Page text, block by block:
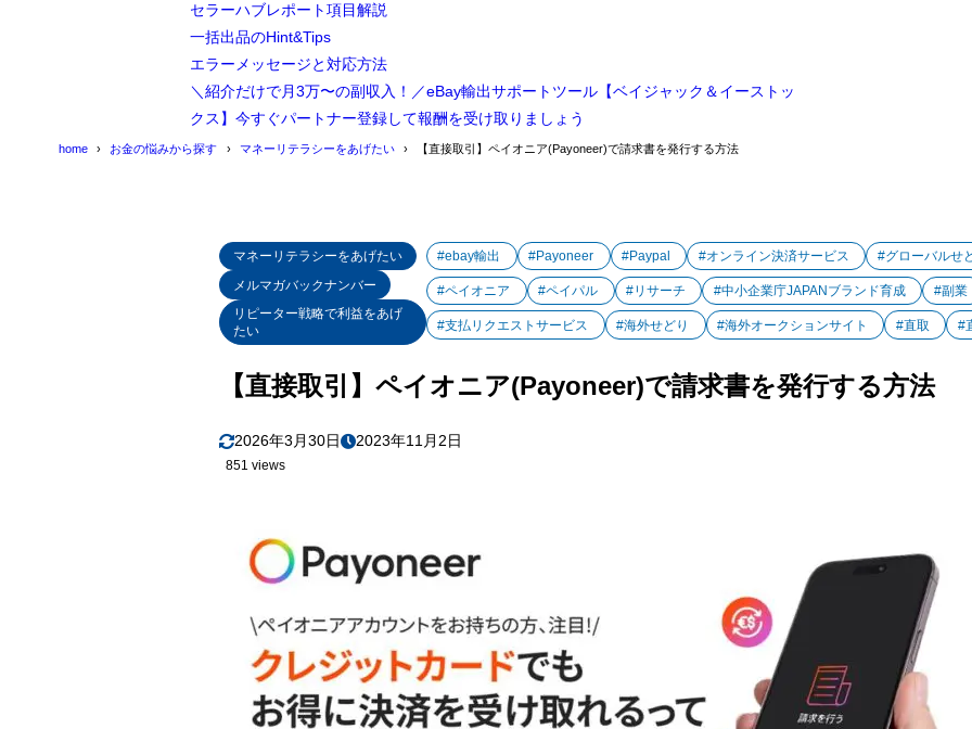
セラーハブレポート項目解説
一括出品のHint&Tips
エラーメッセージと対応方法
＼紹介だけで月3万〜の副収入！／eBay輸出サポートツール【ベイジャック＆イーストッ
クス】今すぐパートナー登録して報酬を受け取りましょう
home お金の悩みから探す マネーリテラシーをあげたい 【直接取引】ペイオニア(Payoneer)で請求書を発行する方法
マネーリテラシーをあげたい
メルマガバックナンバー
リピーター戦略で利益をあげ
たい
#ebay輸出 #Payoneer #Paypal #オンライン決済サービス #グローバルせ
#ペイオニア #ペイパル #リサーチ #中小企業庁JAPANブランド育成 #副業
#支払リクエストサービス #海外せどり #海外オークションサイト #直取 #
【直接取引】ペイオニア(Payoneer)で請求書を発行する方法
2026年3月30日 2023年11月2日
851 views
2 まとめ